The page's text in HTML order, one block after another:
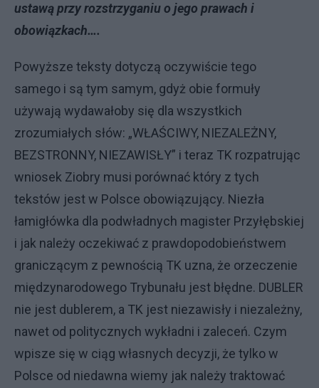
ustawą przy rozstrzyganiu o jego prawach i
obowiązkach….
Powyższe teksty dotyczą oczywiście tego
samego i są tym samym, gdyż obie formuły
używają wydawałoby się dla wszystkich
zrozumiałych słów: „WŁAŚCIWY, NIEZALEŻNY,
BEZSTRONNY, NIEZAWISŁY” i teraz TK rozpatrując
wniosek Ziobry musi porównać który z tych
tekstów jest w Polsce obowiązujący. Niezła
łamigłówka dla podwładnych magister Przyłębskiej
i jak należy oczekiwać z prawdopodobieństwem
graniczącym z pewnością TK uzna, że orzeczenie
międzynarodowego Trybunału jest błędne. DUBLER
nie jest dublerem, a TK jest niezawisły i niezależny,
nawet od politycznych wykładni i zaleceń. Czym
wpisze się w ciąg własnych decyzji, że tylko w
Polsce od niedawna wiemy jak należy traktować